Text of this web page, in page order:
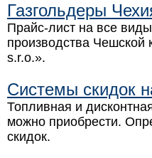
Газгольдеры
Прайс-лист на все
производства Чешской
s.r.o.».
Системы скидок
Топливная и
можно приобрести.
скидок.